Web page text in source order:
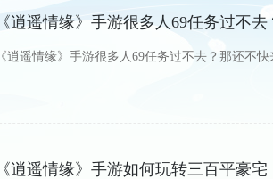
《逍遥情缘》手游很多人69任务过不
《逍遥情缘》手游很多人69任务过不去？那还不
《逍遥情缘》手游如何玩转三百平豪宅